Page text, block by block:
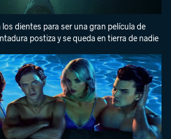
dientes para ser una gran película de
postiza y se queda en tierra de nadie